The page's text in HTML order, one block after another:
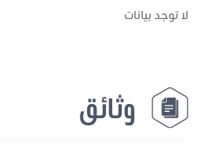
لا توجد بيانات
وثائق